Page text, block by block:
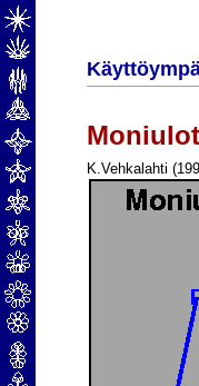
K.Vehkalahti